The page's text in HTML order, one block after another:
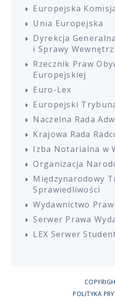
Europejska
Unia Europejska
Dyrekcja
i Sprawy
Rzecznik Praw
Europejskiej
Euro-Lex
Europejski
Naczelna Rada
Krajowa Rada
Izba Notarialna w
Organizacja
Międzynarodowy
Sprawiedliwości
Wydawnictwo
Serwer Prawa
LEX Serwer
POLITYKA